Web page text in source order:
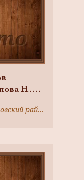
Н.Г.,
Московская область, Дмитровский район, д. Ольявидово